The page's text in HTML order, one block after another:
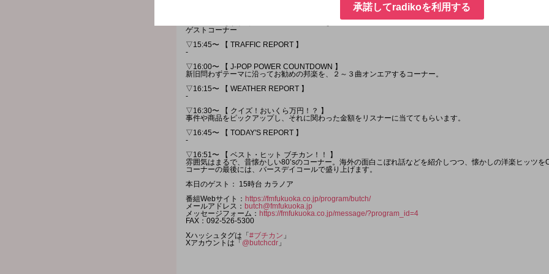
FM FUKUOKAのラジオカー「Vivot」が各地の情報をお届けします。
ゲストコーナー
▽15:45〜 【 TRAFFIC REPORT 】
-
▽16:00〜 【 J-POP POWER COUNTDOWN 】
新旧問わずテーマに沿ってお勧めの邦楽を、２～３曲オンエアするコーナー。
▽16:15〜 【 WEATHER REPORT 】
-
▽16:30〜 【 クイズ！おいくら万円！？ 】
事件や商品をピックアップし、それに関わった金額をリスナーに当ててもらいます。
▽16:45〜 【 TODAY'S REPORT 】
-
▽16:51〜 【 ベスト・ヒット ブチカン！！ 】
雰囲気はまるで、昔懐かしい80’sのコーナー。海外の面白こぼれ話などを紹介しつつ、懐かしの洋楽ヒッツを
コーナーの最後には、バースデイコールで盛り上げます。
本日のゲスト： 15時台 カラノア
番組Webサイト： https://fmfukuoka.co.jp/program/butch/
メールアドレス： butch@fmfukuoka.jp
メッセージフォーム： https://fmfukuoka.co.jp/message/?program_id=4
FAX：092-526-5300
Xハッシュタグは「 #ブチカン 」
Xアカウントは「 @butchcdr 」
承諾してradikoを利用する